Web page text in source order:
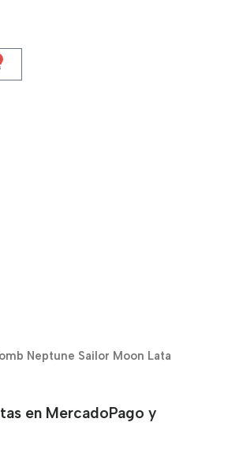
Neptune Sailor Moon Lata
en MercadoPago y